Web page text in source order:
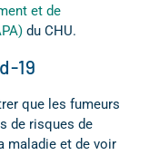
et de
du CHU.
19
que les fumeurs
de risques de
maladie et de voir